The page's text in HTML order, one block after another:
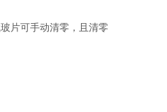
片可手动清零，且清零